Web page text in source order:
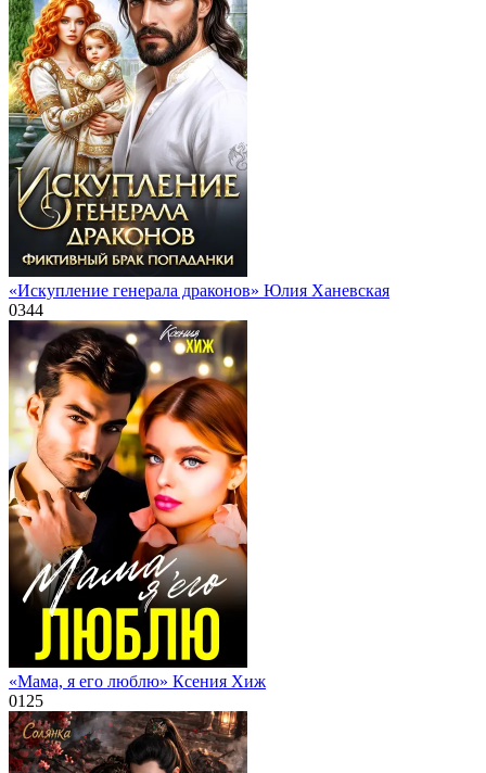
«Искупление генерала драконов» Юлия Ханевская
0344
«Мама, я его люблю» Ксения Хиж
0125